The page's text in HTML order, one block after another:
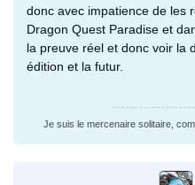
donc avec impatience de les
Dragon Quest Paradise et
la preuve réel et donc voir la
édition et la futur.
Je suis le mercenaire solitaire,